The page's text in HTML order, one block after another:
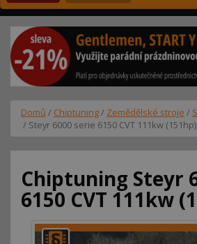
Domů / Chiptuning/ Zemědělské stroje /
/ Steyr 6000 serie 6150 CVT 111kw (151hp)
Chiptuning Steyr
6150 CVT 111kw